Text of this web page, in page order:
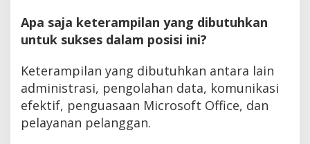
Apa saja keterampilan yang dibutuhkan
untuk sukses dalam posisi ini?
Keterampilan yang dibutuhkan antara lain
administrasi, pengolahan data, komunikasi
efektif, penguasaan Microsoft Office, dan
pelayanan pelanggan.